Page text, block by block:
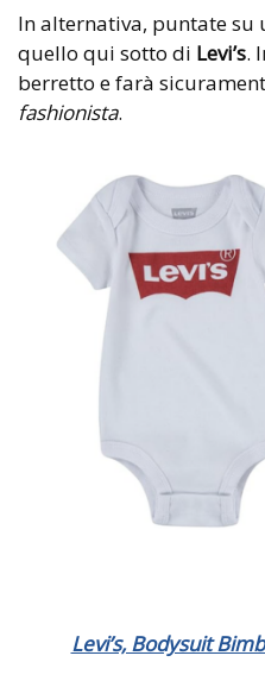
In alternativa, puntate su
quello qui sotto di Levi’s.
berretto e farà
fashionista.
Levi’s, Bodysuit